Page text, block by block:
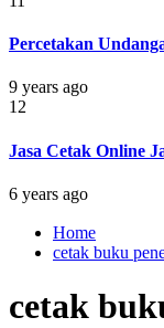
Percetakan
9 years ago
12
Jasa Cetak Online
6 years ago
Home
cetak buku
cetak